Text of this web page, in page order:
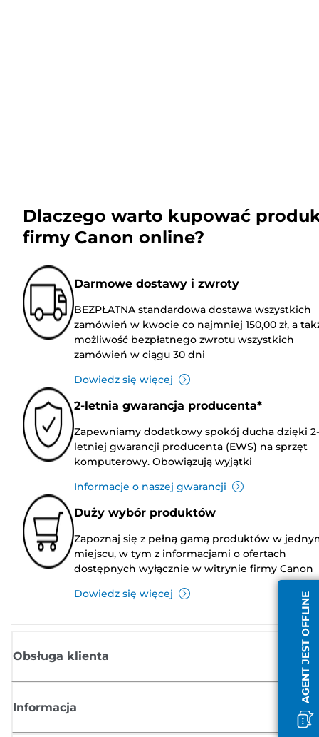
AGENT JEST OFFLINE
Dlaczego warto kupować
firmy Canon online?
Darmowe dostawy i zwroty
BEZPŁATNA standardowa dostawa wszystkich
zamówień w kwocie co najmniej 150,00 zł, a
możliwość bezpłatnego zwrotu wszystkich
zamówień w ciągu 30 dni
Dowiedz się więcej
2-letnia gwarancja producenta*
Zapewniamy dodatkowy spokój ducha dzięki 2-
letniej gwarancji producenta (EWS) na sprzęt
komputerowy. Obowiązują wyjątki
Informacje o naszej gwarancji
Duży wybór produktów
Zapoznaj się z pełną gamą produktów w
miejscu, w tym z informacjami o ofertach
dostępnych wyłącznie w witrynie firmy Canon
Dowiedz się więcej
Obsługa klienta
Informacja